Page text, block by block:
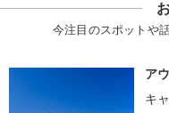
今注目のスポットや
ア
キ